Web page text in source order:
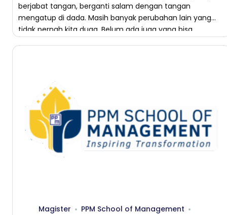
berjabat tangan, berganti salam dengan tangan
mengatup di dada. Masih banyak perubahan lain yang
tidak pernah kita duga. Belum ada juga yang bisa
Magister
PPM School of Management